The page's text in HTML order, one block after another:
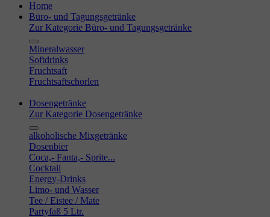
Home
Büro- und Tagungsgetränke
Zur Kategorie Büro- und Tagungsgetränke
Mineralwasser
Softdrinks
Fruchtsaft
Fruchtsaftschorlen
Dosengetränke
Zur Kategorie Dosengetränke
alkoholische Mixgetränke
Dosenbier
Coca,- Fanta,- Sprite...
Cocktail
Energy-Drinks
Limo- und Wasser
Tee / Eistee / Mate
Partyfaß 5 Ltr.